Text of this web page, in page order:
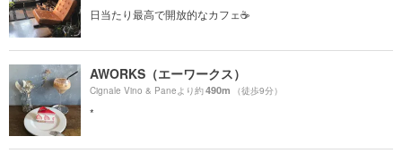
日当たり最高で開放的なカフェ☕️
AWORKS（エーワークス）
Cignale Vino & Paneより約490m （徒歩9分）
*